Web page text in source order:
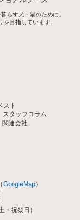
らす犬・猫のために、
目指しています。
スト
スタッフコラム
関連会社
GoogleMap）
祝祭日）